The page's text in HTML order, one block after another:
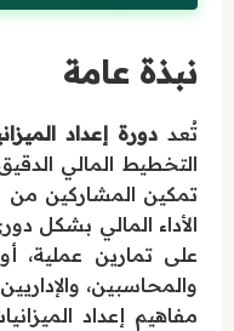
نبذة عامة
تُعددورة إعداد
التخطيط المالي
تمكين المشاركين من
الأداء المالي بشكل
على تمارين عملية،
والمحاسبين،
مفاهيم إعداد